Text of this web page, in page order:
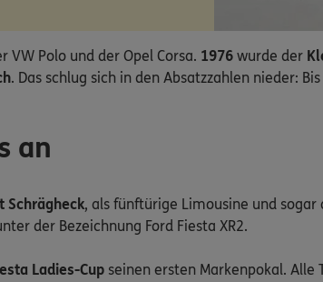
VW Polo und der Opel Corsa. 1976 wurde der
. Das schlug sich in den Absatzzahlen nieder:
an
Schrägheck, als fünftürige Limousine und
der Bezeichnung Ford Fiesta XR2.
Ladies-Cup seinen ersten Markenpokal.